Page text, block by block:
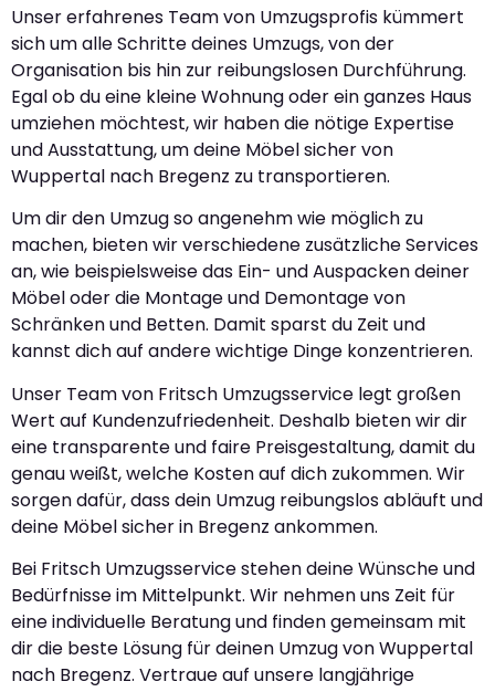
Unser erfahrenes Team von Umzugsprofis kümmert
sich um alle Schritte deines Umzugs, von der
Organisation bis hin zur reibungslosen Durchführung.
Egal ob du eine kleine Wohnung oder ein ganzes Haus
umziehen möchtest, wir haben die nötige Expertise
und Ausstattung, um deine Möbel sicher von
Wuppertal nach Bregenz zu transportieren.
Um dir den Umzug so angenehm wie möglich zu
machen, bieten wir verschiedene zusätzliche Services
an, wie beispielsweise das Ein- und Auspacken deiner
Möbel oder die Montage und Demontage von
Schränken und Betten. Damit sparst du Zeit und
kannst dich auf andere wichtige Dinge konzentrieren.
Unser Team von Fritsch Umzugsservice legt großen
Wert auf Kundenzufriedenheit. Deshalb bieten wir dir
eine transparente und faire Preisgestaltung, damit du
genau weißt, welche Kosten auf dich zukommen. Wir
sorgen dafür, dass dein Umzug reibungslos abläuft und
deine Möbel sicher in Bregenz ankommen.
Bei Fritsch Umzugsservice stehen deine Wünsche und
Bedürfnisse im Mittelpunkt. Wir nehmen uns Zeit für
eine individuelle Beratung und finden gemeinsam mit
dir die beste Lösung für deinen Umzug von Wuppertal
nach Bregenz. Vertraue auf unsere langjährige